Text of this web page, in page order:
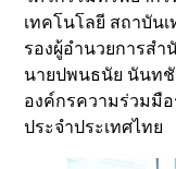
เทคโนโลยี สถาบัน
รองผู้อำนวยการส
นายปพนธนัย นันทชั
องค์กรความร่วมมือ
ประจำประเทศไทย